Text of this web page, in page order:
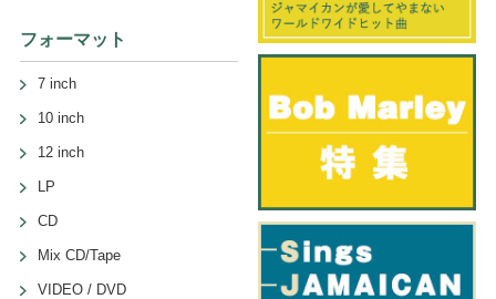
フォーマット
7 inch
10 inch
12 inch
LP
CD
Mix CD/Tape
VIDEO / DVD